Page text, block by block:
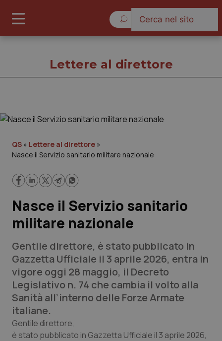
Cronache
Lavoro e Professioni
Scienza e Farmaci
Studi e Analisi
Lettere al direttore
Edizioni Regionali
Lettere al direttore
QS » Lettere al direttore »
Nasce il Servizio sanitario militare nazionale
Nasce il Servizio sanitario
militare nazionale
Gentile direttore, è stato pubblicato in
Gazzetta Ufficiale il 3 aprile 2026, entra in
vigore oggi 28 maggio, il Decreto
Legislativo n. 74 che cambia il volto alla
Sanità all’interno delle Forze Armate
italiane.
Gentile direttore,
è stato pubblicato in Gazzetta Ufficiale il 3 aprile 2026,